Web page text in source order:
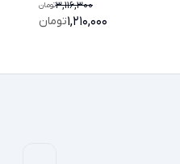
تومان3,116,300
تومان1,210,000